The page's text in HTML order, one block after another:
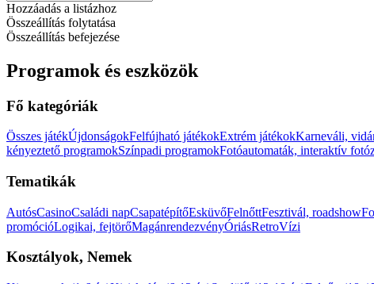
Hozzáadás a listázhoz
Összeállítás folytatása
Összeállítás befejezése
Programok és eszközök
Fő kategóriák
Összes játékÚjdonságokFelfújható játékokExtrém játékokKarneváli,
kényeztető programokSzínpadi programokFotóautomaták, interaktív
Tematikák
AutósCasinoCsaládi napCsapatépítőEsküvőFelnőttFesztivál, roadshow
promócióLogikai, fejtörőMagánrendezvényÓriásRetroVízi
Kosztályok, Nemek